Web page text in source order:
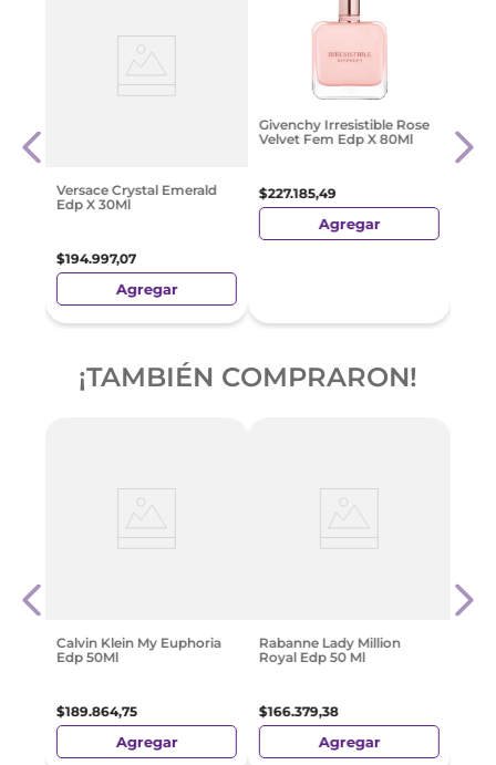
Versace Crystal Emerald
Edp X 30Ml
$194.997,07
Agregar
Givenchy Irresistible Rose
Velvet Fem Edp X 80Ml
$227.185,49
Agregar
¡TAMBIÉN COMPRARON!
Calvin Klein My Euphoria
Edp 50Ml
$189.864,75
Agregar
Rabanne Lady Million
Royal Edp 50 Ml
$166.379,38
Agregar
100